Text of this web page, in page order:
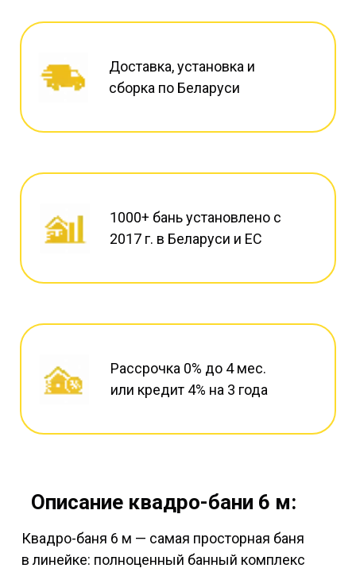
Доставка, установка и
сборка по Беларуси
1000+ бань установлено с
2017 г. в Беларуси и ЕС
Рассрочка 0% до 4 мес.
или кредит 4% на 3 года
Описание квадро-бани 6 м:
Квадро-баня 6 м — самая просторная баня
в линейке: полноценный банный комплекс